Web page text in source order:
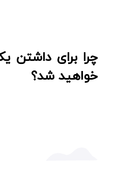
چرا برای
خواهید شد؟